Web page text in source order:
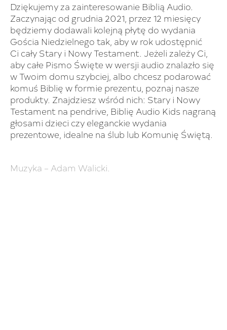
Dziękujemy za zainteresowanie Biblią Audio.
Zaczynając od grudnia 2021, przez 12 miesięcy
będziemy dodawali kolejną płytę do wydania
Gościa Niedzielnego tak, aby w rok udostępnić
Ci cały Stary i Nowy Testament. Jeżeli zależy Ci,
aby całe Pismo Święte w wersji audio znalazło się
w Twoim domu szybciej, albo chcesz podarować
komuś Biblię w formie prezentu, poznaj nasze
produkty. Znajdziesz wśród nich: Stary i Nowy
Testament na pendrive, Biblię Audio Kids nagraną
głosami dzieci czy eleganckie wydania
prezentowe, idealne na ślub lub Komunię Świętą.
Muzyka – Adam Walicki.